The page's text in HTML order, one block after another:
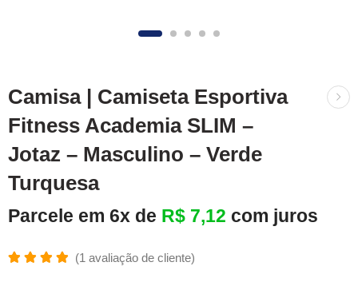
Camisa | Camiseta Esportiva
Fitness Academia SLIM –
Jotaz – Masculino – Verde
Turquesa
Parcele em 6x de R$ 7,12 com juros
(1 avaliação de cliente)